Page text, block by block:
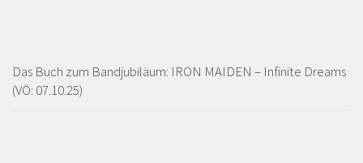
Das Buch zum Bandjubiläum: IRON MAIDEN – Infinite Dreams
(VÖ: 07.10.25)